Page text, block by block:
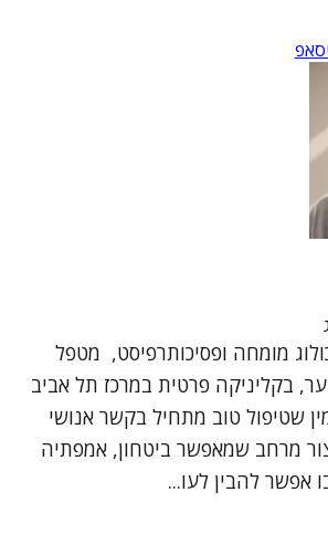
מומחה ופסיכותרפיסט, מטפל
בקליניקה פרטית במרכז תל אביב
שטיפול טוב מתחיל בקשר אנושי
מרחב שמאפשר ביטחון, אמפתיה
אפשר להבין לעו...